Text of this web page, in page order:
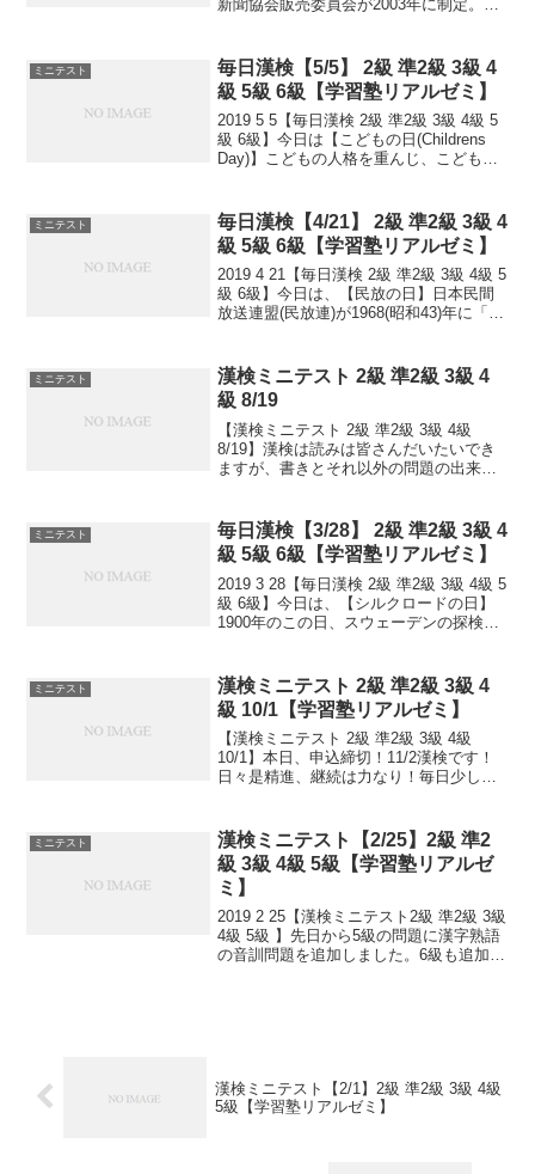
新聞協会販売委員会が2003年に制定。四
から、「これを機会に新聞を読...
ミニテスト
毎日漢検【5/5】 2級 準2級 3級 4
級 5級 6級【学習塾リアルゼミ】
2019 5 5【毎日漢検 2級 準2級 3級 4級 5
級 6級】今日は【こどもの日(Childrens
Day)】こどもの人格を重んじ、こどもの
の祝日法によ...
ミニテスト
毎日漢検【4/21】 2級 準2級 3級 4
級 5級 6級【学習塾リアルゼミ】
2019 4 21【毎日漢検 2級 準2級 3級 4級 5
級 6級】今日は、【民放の日】日本民間
放送連盟(民放連)が1968(昭和43)年に「放
和26)年...
ミニテスト
漢検ミニテスト 2級 準2級 3級 4
級 8/19
【漢検ミニテスト 2級 準2級 3級 4級
8/19】漢検は読みは皆さんだいたいでき
ますが、書きとそれ以外の問題の出来具
といて、覚えていくためのテストです。
目指せ 合格...
ミニテスト
毎日漢検【3/28】 2級 準2級 3級 4
級 5級 6級【学習塾リアルゼミ】
2019 3 28【毎日漢検 2級 準2級 3級 4級 5
級 6級】今日は、【シルクロードの日】
1900年のこの日、スウェーデンの探検
古代都市・楼蘭が発見されました。【...
ミニテスト
漢検ミニテスト 2級 準2級 3級 4
級 10/1【学習塾リアルゼミ】
【漢検ミニテスト 2級 準2級 3級 4級
10/1】本日、申込締切！11/2漢検です！
日々是精進、継続は力なり！毎日少しず
ご連絡ください。申込み書類お渡し致...
ミニテスト
漢検ミニテスト【2/25】2級 準2
級 3級 4級 5級【学習塾リアルゼ
ミ】
2019 2 25【漢検ミニテスト2級 準2級 3級
4級 5級 】先日から5級の問題に漢字熟語
の音訓問題を追加しました。6級も追加し
漢検ミニテスト【2/1】2級 準2級 3級 4級
5級【学習塾リアルゼミ】